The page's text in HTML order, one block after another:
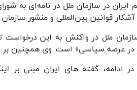
ایران در سازمان ملل در نامه‌ای به
قوانین بین‌المللی و منشور
ملل در واکنش به این درخواست
در عرصه سیاسی» است. وی همچنین بر
ادامه، گفته های ایران مبنی بر